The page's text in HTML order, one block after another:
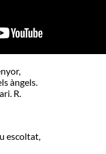
àngels.
R.
escoltat,